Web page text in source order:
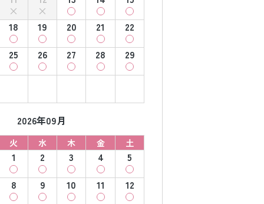
18
19 20 21
22
25
26 27 28 29
2026年09月
火 水 木 金 土
1 2 3 4
5
8
9 10 11
12